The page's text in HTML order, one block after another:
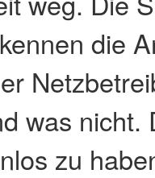
die
was nicht.
zu